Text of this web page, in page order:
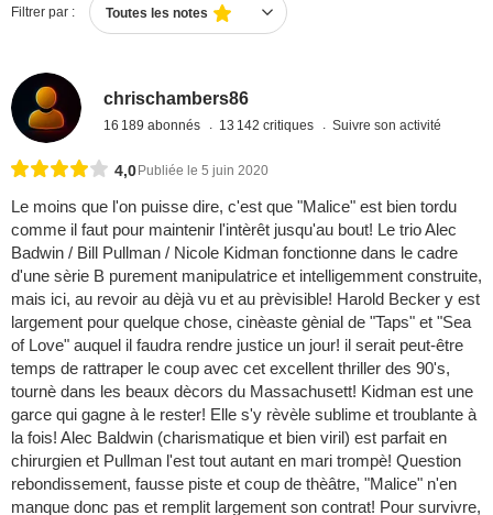
Filtrer par : Toutes les notes
chrischambers86
16 189 abonnés 13 142 critiques Suivre son activité
4,0 Publiée le 5 juin 2020
Le moins que l'on puisse dire, c'est que "Malice" est bien tordu
comme il faut pour maintenir l'intèrêt jusqu'au bout! Le trio Alec
Badwin / Bill Pullman / Nicole Kidman fonctionne dans le cadre
d'une sèrie B purement manipulatrice et intelligemment construite,
mais ici, au revoir au dèjà vu et au prèvisible! Harold Becker y est
largement pour quelque chose, cinèaste gènial de "Taps" et "Sea
of Love" auquel il faudra rendre justice un jour! il serait peut-être
temps de rattraper le coup avec cet excellent thriller des 90's,
tournè dans les beaux dècors du Massachusett! Kidman est une
garce qui gagne à le rester! Elle s'y rèvèle sublime et troublante à
la fois! Alec Baldwin (charismatique et bien viril) est parfait en
chirurgien et Pullman l'est tout autant en mari trompè! Question
rebondissement, fausse piste et coup de thèâtre, "Malice" n'en
manque donc pas et remplit largement son contrat! Pour survivre,